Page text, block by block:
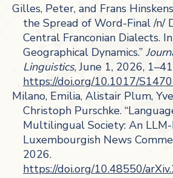
Gilles, Peter, and Frans
the Spread of Word-Final /n/
Central Franconian Dialects.
Geographical Dynamics.”
Linguistics, June 1, 2026,
https://doi.org/10.1017/
Milano, Emilia, Alistair Plum,
Christoph Purschke.
Multilingual Society: An
Luxembourgish News
2026.
https://doi.org/10.48550/